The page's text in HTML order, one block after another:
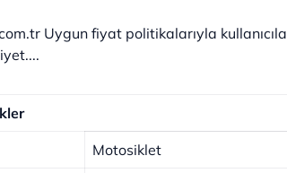
Uygun fiyat politikalarıyla
Motosiklet